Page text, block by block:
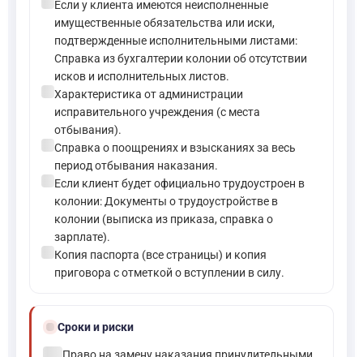
Если у клиента имеются неисполненные
имущественные обязательства или иски,
подтвержденные исполнительными листами:
Справка из бухгалтерии колонии об отсутствии
исков и исполнительных листов.
Характеристика от администрации
исправительного учреждения (с места
отбывания).
Справка о поощрениях и взысканиях за весь
период отбывания наказания.
Если клиент будет официально трудоустроен в
колонии: Документы о трудоустройстве в
колонии (выписка из приказа, справка о
зарплате).
Копия паспорта (все страницы) и копия
приговора с отметкой о вступлении в силу.
schedule Сроки и риски